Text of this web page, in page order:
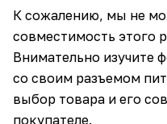
К сожалению, мы не
совместимость этого
Внимательно изучите
со своим разъемом
выбор товара и его
покупателе.